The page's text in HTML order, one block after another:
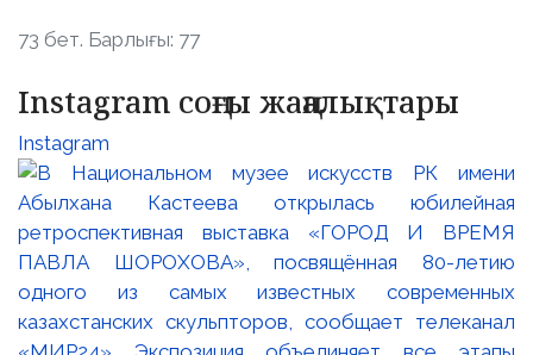
73 бет. Барлығы: 77
Instagram соңғы жаңалықтары
Instagram